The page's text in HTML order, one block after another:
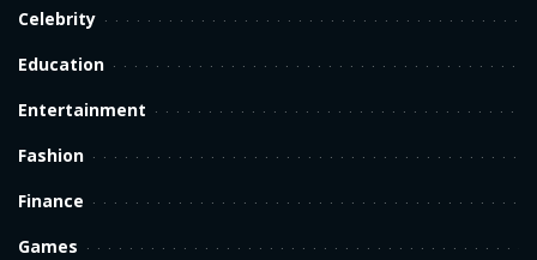
Celebrity
Education
Entertainment
Fashion
Finance
Games